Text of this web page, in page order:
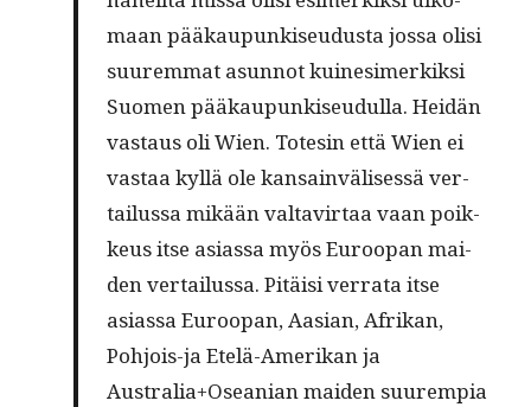
maan pää­kau­pun­ki­seu­dus­ta jos­sa oli­si
suu­rem­mat asun­not kuinesi­mer­kik­si
Suo­men pää­kau­pun­ki­seu­dul­la. Hei­dän
vas­taus oli Wien. Tote­sin että Wien ei
vas­taa kyl­lä ole kan­sain­vä­li­ses­sä ver­
tai­lus­sa mikään val­ta­vir­taa vaan poik­
keus itse asias­sa myös Euroo­pan mai­
den ver­tai­lus­sa. Pitäi­si ver­ra­ta itse
asias­sa Euroo­pan, Aasian, Afri­kan,
Poh­jois-ja Ete­lä-Ame­ri­kan ja
Australia+Oseanian mai­den suu­rem­pia